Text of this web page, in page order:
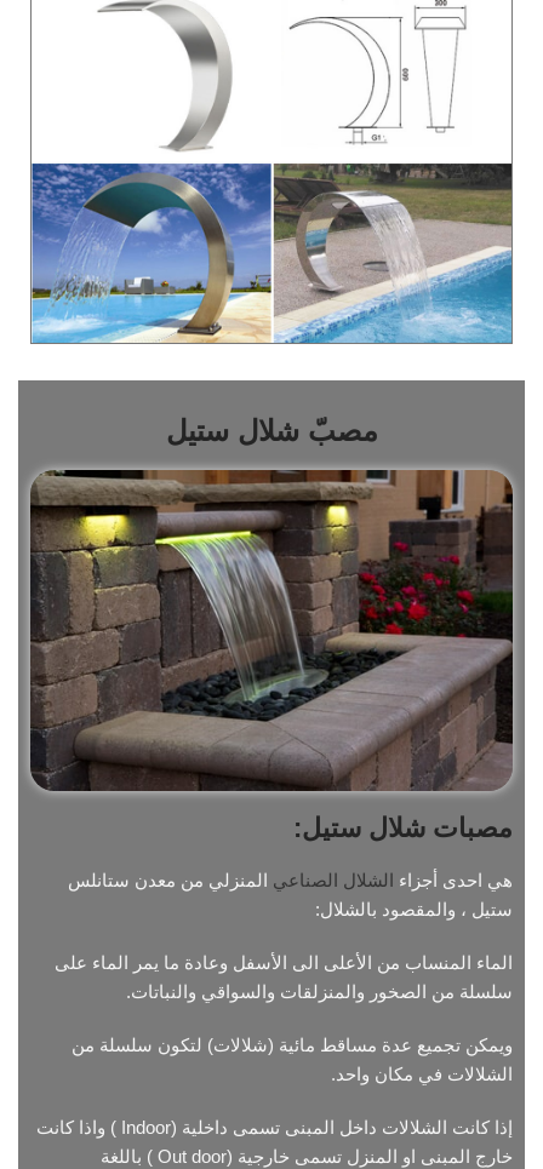
مصبّ شلال ستيل
مصبات شلال ستيل:
هي احدى أجزاء الشلال الصناعي المنزلي من معدن ستانلس
ستيل ، والمقصود بالشلال:
الماء المنساب من الأعلى الى الأسفل وعادة ما يمر الماء على
سلسلة من الصخور والمنزلقات والسواقي والنباتات.
ويمكن تجميع عدة مساقط مائية (شلالات) لتكون سلسلة من
الشلالات في مكان واحد.
إذا كانت الشلالات داخل المبنى تسمى داخلية (Indoor ) واذا كانت
خارج المبنى او المنزل تسمى خارجية (Out door ) باللغة